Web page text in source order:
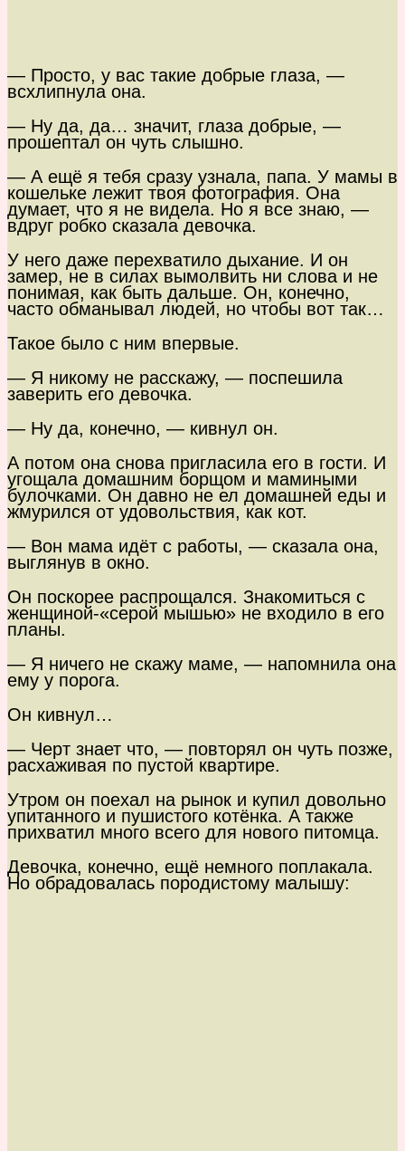
— Просто, у вас такие добрые глаза, —
всхлипнула она.
— Ну да, да… значит, глаза добрые, —
прошептал он чуть слышно.
— А ещё я тебя сразу узнала, папа. У мамы в
кошельке лежит твоя фотография. Она
думает, что я не видела. Но я все знаю, —
вдруг робко сказала девочка.
У него даже перехватило дыхание. И он
замер, не в силах вымолвить ни слова и не
понимая, как быть дальше. Он, конечно,
часто обманывал людей, но чтобы вот так…
Такое было с ним впервые.
— Я никому не расскажу, — поспешила
заверить его девочка.
— Ну да, конечно, — кивнул он.
А потом она снова пригласила его в гости. И
угощала домашним борщом и мамиными
булочками. Он давно не ел домашней еды и
жмурился от удовольствия, как кот.
— Вон мама идёт с работы, — сказала она,
выглянув в окно.
Он поскорее распрощался. Знакомиться с
женщиной-«серой мышью» не входило в его
планы.
— Я ничего не скажу маме, — напомнила она
ему у порога.
Он кивнул…
— Черт знает что, — повторял он чуть позже,
расхаживая по пустой квартире.
Утром он поехал на рынок и купил довольно
упитанного и пушистого котёнка. А также
прихватил много всего для нового питомца.
Девочка, конечно, ещё немного поплакала.
Но обрадовалась породистому малышу: